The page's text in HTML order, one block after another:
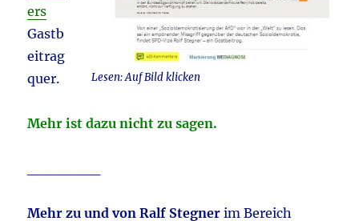
Lesen: Auf Bild klicken
ers
Gastb
eitrag
quer.
Mehr ist dazu nicht zu sagen.
Mehr zu und von Ralf Stegner im Bereich